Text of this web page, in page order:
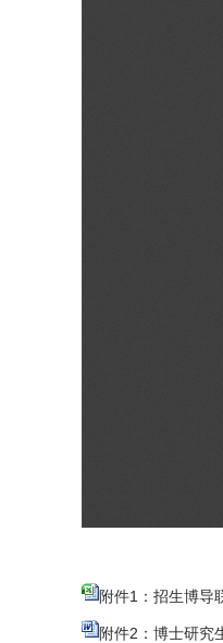
附件1：招生博导
附件2：博士研究